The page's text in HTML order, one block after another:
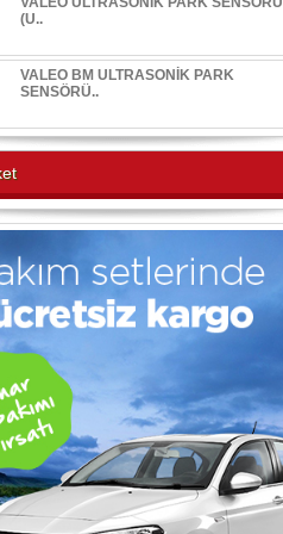
(U..
VALEO BM ULTRASONİK PARK
SENSÖRÜ..